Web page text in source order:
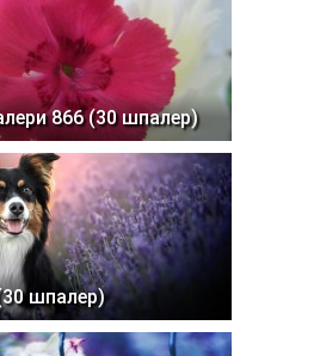
866 (30 шпалер)
шпалер)